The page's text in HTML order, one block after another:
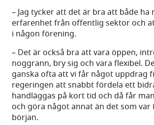
– Jag tycker att det är bra att både ha
erfarenhet från offentlig sektor och
i någon förening.
– Det är också bra att vara öppen,
noggrann, bry sig och vara flexibel.
ganska ofta att vi får något uppdrag
regeringen att snabbt fördela ett
handläggas på kort tid och då får
och göra något annat än det som
början.